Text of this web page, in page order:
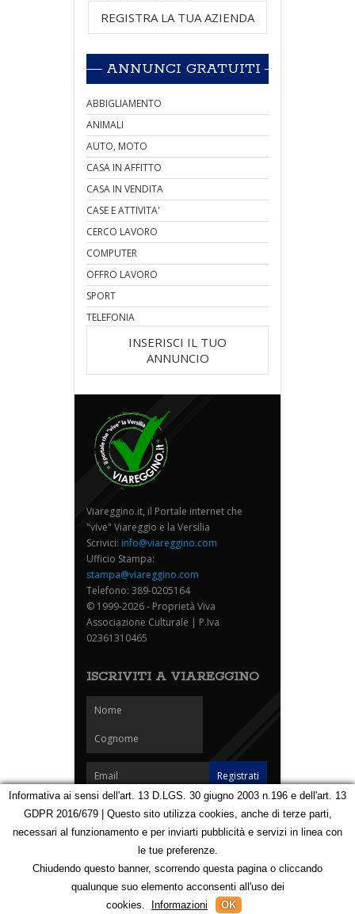
REGISTRA LA TUA AZIENDA
ANNUNCI GRATUITI
ABBIGLIAMENTO
ANIMALI
AUTO, MOTO
CASA IN AFFITTO
CASA IN VENDITA
CASE E ATTIVITA'
CERCO LAVORO
COMPUTER
OFFRO LAVORO
SPORT
TELEFONIA
INSERISCI IL TUO
ANNUNCIO
Viareggino.it, il Portale internet che
"vive" Viareggio e la Versilia
Scrivici: info@viareggino.com
Ufficio Stampa:
stampa@viareggino.com
Telefono: 389-0205164
© 1999-2026 - Proprietà Viva
Associazione Culturale | P.Iva
02361310465
ISCRIVITI A VIAREGGINO
Homepage Notizie Speciali Eventi
Foto Carnevale
Mappa
123166324
Informativa ai sensi dell'art. 13 D.LGS. 30 giugno 2003 n.196 e dell'art. 13
GDPR 2016/679 | Questo sito utilizza cookies, anche di terze parti,
necessari al funzionamento e per inviarti pubblicità e servizi in linea con
le tue preferenze.
Chiudendo questo banner, scorrendo questa pagina o cliccando
qualunque suo elemento acconsenti all'uso dei
cookies.
Informazioni OK